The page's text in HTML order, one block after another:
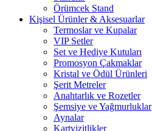
Örümcek Stand
Kişisel Ürünler & Aksesuarlar
Termoslar ve Kupalar
VIP Setler
Set ve Hediye Kutuları
Promosyon Çakmaklar
Kristal ve Ödül Ürünleri
Şerit Metreler
Anahtarlık ve Rozetler
Şemsiye ve Yağmurluklar
Aynalar
Kartvizitlikler